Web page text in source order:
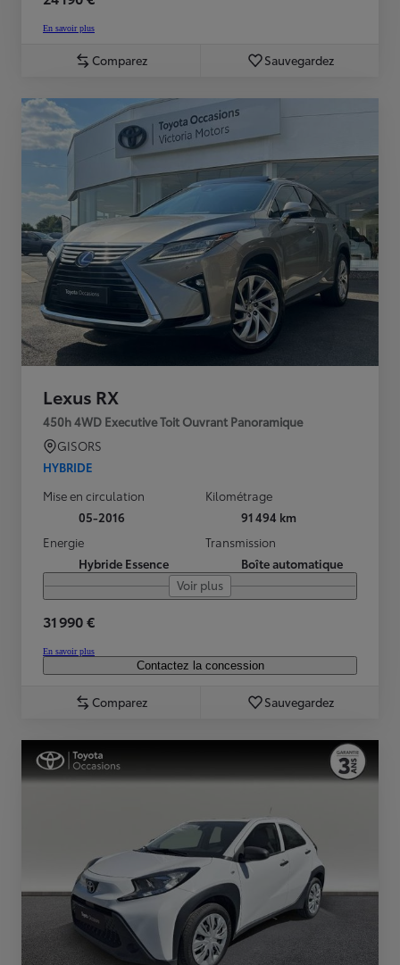
En savoir plus
Comparez Sauvegardez
Lexus RX
450h 4WD Executive Toit Ouvrant Panoramique
GISORS
HYBRIDE
Mise en circulation
05-2016
Kilométrage
91 494 km
Energie
Hybride Essence
Transmission
Boîte automatique
Voir plus
31 990 €
En savoir plus
Contactez la concession
Comparez Sauvegardez